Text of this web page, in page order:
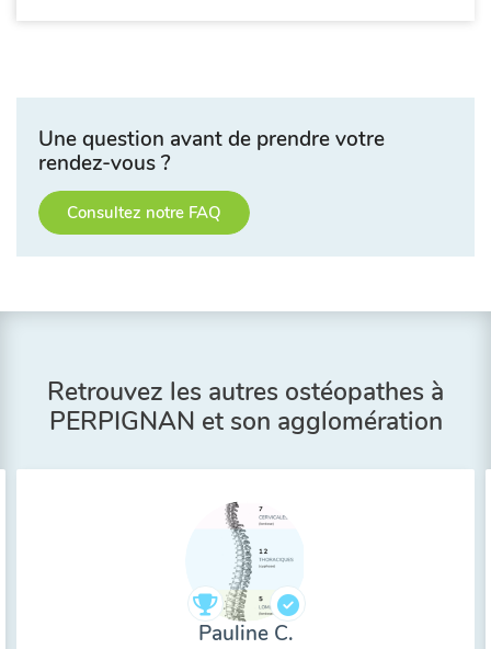
Une question avant de prendre votre
rendez-vous ?
Consultez notre FAQ
Retrouvez les autres ostéopathes à
PERPIGNAN et son agglomération
Pauline C.